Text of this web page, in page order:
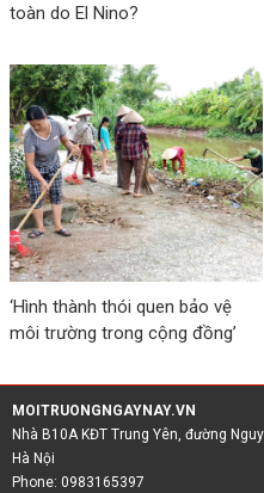
toàn do El Nino?
‘Hình thành thói quen bảo vệ
môi trường trong cộng đồng’
MOITRUONGNGAYNAY.VN
Nhà B10A KĐT Trung Yên, đường
Hà Nội
Phone: 0983165397